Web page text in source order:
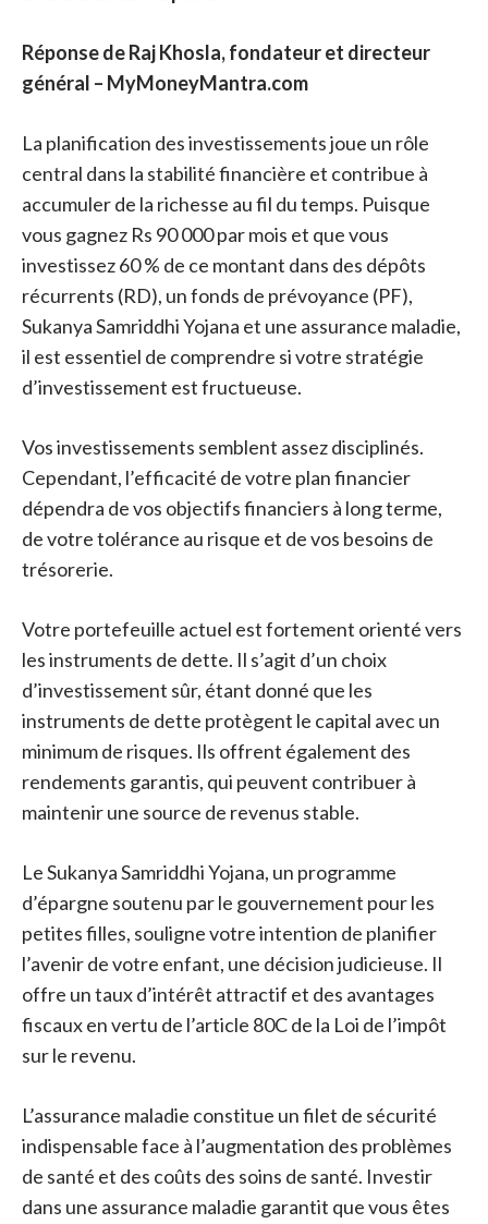
Réponse de Raj Khosla, fondateur et directeur
général – MyMoneyMantra.com
La planification des investissements joue un rôle
central dans la stabilité financière et contribue à
accumuler de la richesse au fil du temps. Puisque
vous gagnez Rs 90 000 par mois et que vous
investissez 60 % de ce montant dans des dépôts
récurrents (RD), un fonds de prévoyance (PF),
Sukanya Samriddhi Yojana et une assurance maladie,
il est essentiel de comprendre si votre stratégie
d’investissement est fructueuse.
Vos investissements semblent assez disciplinés.
Cependant, l’efficacité de votre plan financier
dépendra de vos objectifs financiers à long terme,
de votre tolérance au risque et de vos besoins de
trésorerie.
Votre portefeuille actuel est fortement orienté vers
les instruments de dette. Il s’agit d’un choix
d’investissement sûr, étant donné que les
instruments de dette protègent le capital avec un
minimum de risques. Ils offrent également des
rendements garantis, qui peuvent contribuer à
maintenir une source de revenus stable.
Le Sukanya Samriddhi Yojana, un programme
d’épargne soutenu par le gouvernement pour les
petites filles, souligne votre intention de planifier
l’avenir de votre enfant, une décision judicieuse. Il
offre un taux d’intérêt attractif et des avantages
fiscaux en vertu de l’article 80C de la Loi de l’impôt
sur le revenu.
L’assurance maladie constitue un filet de sécurité
indispensable face à l’augmentation des problèmes
de santé et des coûts des soins de santé. Investir
dans une assurance maladie garantit que vous êtes